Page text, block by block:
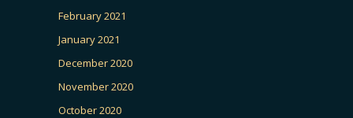
February 2021
January 2021
December 2020
November 2020
October 2020